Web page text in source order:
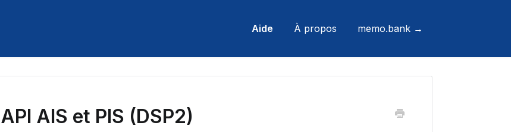
Aide À propos memo.bank →
API AIS et PIS (DSP2)